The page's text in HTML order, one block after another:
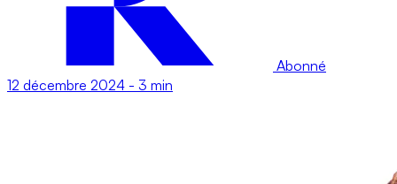
Abonné
12 décembre 2024 - 3 min